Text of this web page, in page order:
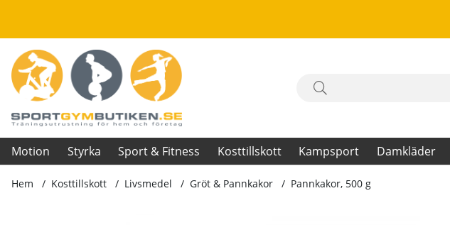
Motion Styrka Sport & Fitness Kosttillskott Kampsport Damkläder
Hem Kosttillskott Livsmedel Gröt & Pannkakor Pannkakor, 500 g